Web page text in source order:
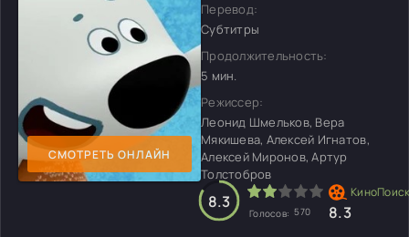
СМОТРЕТЬ ОНЛАЙН
Перевод:
Субтитры
Продолжительность:
5 мин.
Режиссер:
Леонид Шмельков, Вера
Мякишева, Алексей Игнатов,
Алексей Миронов, Артур
Толстобров
8.3
Голосов: 570 8.3